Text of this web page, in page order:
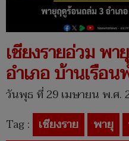
เชียงรายอ่วม พ
อำเภอ บ้านเรือ
วันพุธ ที่ 29 เมษายน พ.ศ.
Tag : เชียงราย พายุ